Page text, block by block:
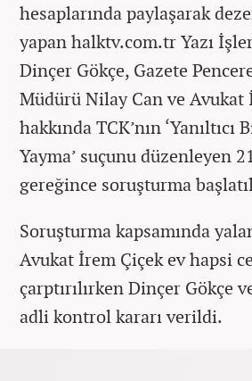
hesaplarında paylaşarak
yapan halktv.com.tr Yazı
Dinçer Gökçe, Gazete
Müdürü Nilay Can ve Avukat
hakkında TCK’nın
Yayma’ suçunu düzenleyen
gereğince soruşturma
Soruşturma kapsamında
Avukat İrem Çiçek ev hapsi
çarptırılırken Dinçer Gökçe
adli kontrol kararı verildi.